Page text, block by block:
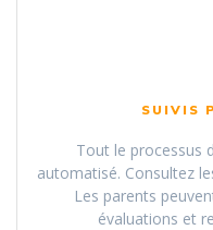
SUIVIS
Tout le processus
automatisé. Consultez
Les parents
évaluations et